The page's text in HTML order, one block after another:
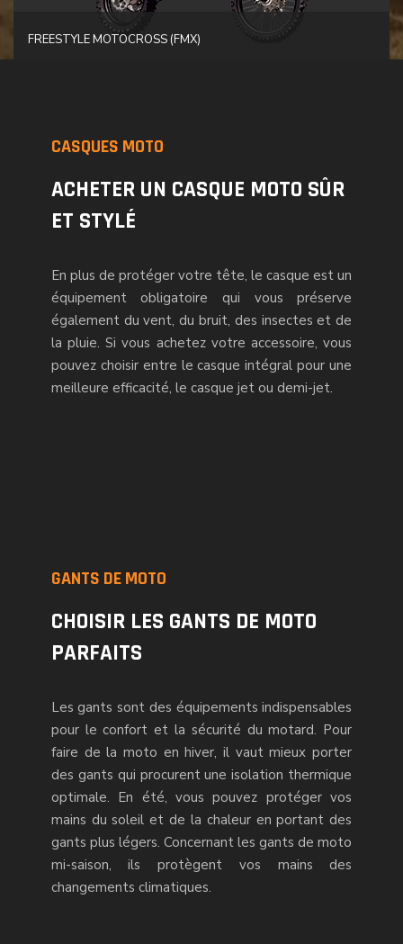
FREESTYLE MOTOCROSS (FMX)
CASQUES MOTO
ACHETER UN CASQUE MOTO SÛR
ET STYLÉ
En plus de protéger votre tête, le casque est un
équipement obligatoire qui vous préserve
également du vent, du bruit, des insectes et de
la pluie. Si vous achetez votre accessoire, vous
pouvez choisir entre le casque intégral pour une
meilleure efficacité, le casque jet ou demi-jet.
GANTS DE MOTO
CHOISIR LES GANTS DE MOTO
PARFAITS
Les gants sont des équipements indispensables
pour le confort et la sécurité du motard. Pour
faire de la moto en hiver, il vaut mieux porter
des gants qui procurent une isolation thermique
optimale. En été, vous pouvez protéger vos
mains du soleil et de la chaleur en portant des
gants plus légers. Concernant les gants de moto
mi-saison, ils protègent vos mains des
changements climatiques.